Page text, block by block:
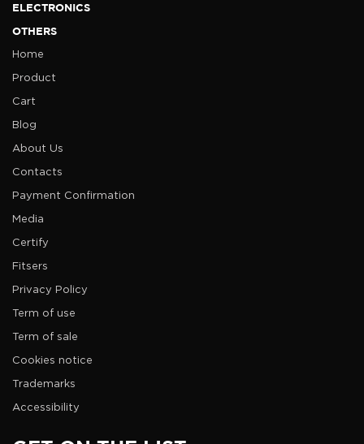
ELECTRONICS
OTHERS
Home
Product
Cart
Blog
About Us
Contacts
Payment Confirmation
Media
Certify
Fitsers
Privacy Policy
Term of use
Term of sale
Cookies notice
Trademarks
Accessibility